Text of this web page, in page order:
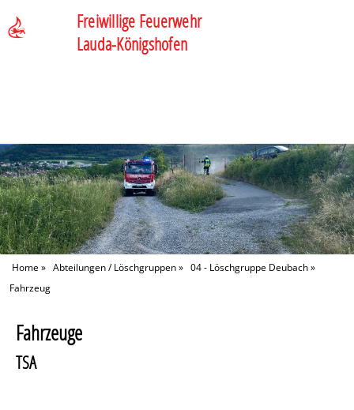
Freiwillige Feuerwehr
Lauda-Königshofen
Home» Abteilungen / Löschgruppen» 04 - Löschgruppe Deubach»
Fahrzeug
Fahrzeuge
TSA